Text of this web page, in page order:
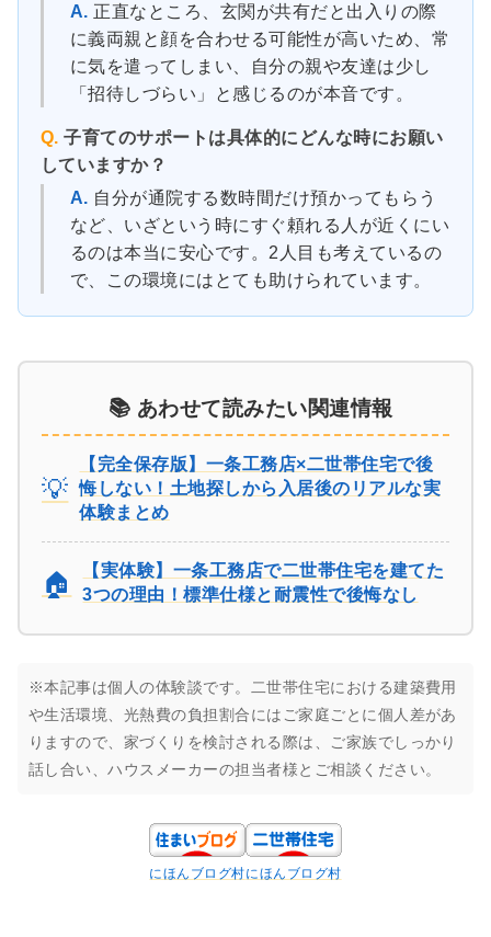
A. 正直なところ、玄関が共有だと出入りの際
に義両親と顔を合わせる可能性が高いため、常
に気を遣ってしまい、自分の親や友達は少し
「招待しづらい」と感じるのが本音です。
Q. 子育てのサポートは具体的にどんな時にお願い
していますか？
A. 自分が通院する数時間だけ預かってもらう
など、いざという時にすぐ頼れる人が近くにい
るのは本当に安心です。2人目も考えているの
で、この環境にはとても助けられています。
📚 あわせて読みたい関連情報
💡
【完全保存版】一条工務店×二世帯住宅で後
悔しない！土地探しから入居後のリアルな実
体験まとめ
🏠
【実体験】一条工務店で二世帯住宅を建てた
3つの理由！標準仕様と耐震性で後悔なし
※本記事は個人の体験談です。二世帯住宅における建築費用
や生活環境、光熱費の負担割合にはご家庭ごとに個人差があ
りますので、家づくりを検討される際は、ご家族でしっかり
話し合い、ハウスメーカーの担当者様とご相談ください。
にほんブログ村にほんブログ村